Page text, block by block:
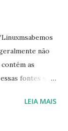
não
as
fontes são
(ABNT), exige
LEIA MAIS